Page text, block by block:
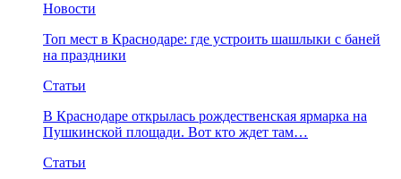
Новости
Топ мест в Краснодаре: где устроить шашлыки с баней
на праздники
Статьи
В Краснодаре открылась рождественская ярмарка на
Пушкинской площади. Вот кто ждет там…
Статьи